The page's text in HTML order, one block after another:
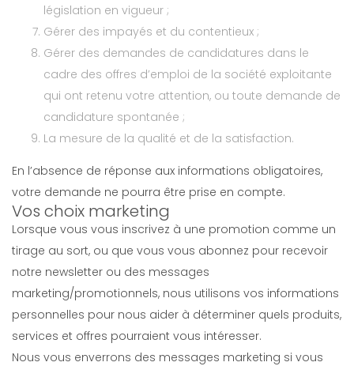
législation en vigueur ;
Gérer des impayés et du contentieux ;
Gérer des demandes de candidatures dans le
cadre des offres d’emploi de la société exploitante
qui ont retenu votre attention, ou toute demande de
candidature spontanée ;
La mesure de la qualité et de la satisfaction.
En l’absence de réponse aux informations obligatoires,
votre demande ne pourra être prise en compte.
Vos choix marketing
Lorsque vous vous inscrivez à une promotion comme un
tirage au sort, ou que vous vous abonnez pour recevoir
notre newsletter ou des messages
marketing/promotionnels, nous utilisons vos informations
personnelles pour nous aider à déterminer quels produits,
services et offres pourraient vous intéresser.
Nous vous enverrons des messages marketing si vous